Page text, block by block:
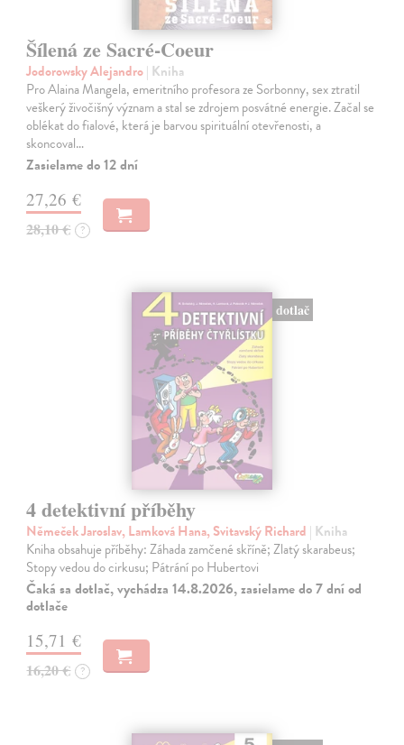
Šílená ze Sacré-Coeur
Jodorowsky Alejandro| Kniha
Pro Alaina Mangela, emeritního profesora ze Sorbonny, sex ztratil
veškerý živočišný význam a stal se zdrojem posvátné energie. Začal se
oblékat do fialové, která je barvou spirituální otevřenosti, a
skoncoval…
Zasielame do 12 dní
27,26 €
28,10 € ?
dotlač
4 detektivní příběhy
Němeček Jaroslav, Lamková Hana, Svitavský Richard | Kniha
Kniha obsahuje příběhy: Záhada zamčené skříně; Zlatý skarabeus;
Stopy vedou do cirkusu; Pátrání po Hubertovi
Čaká sa dotlač, vychádza 14.8.2026, zasielame do 7 dní od
dotlače
15,71 €
16,20 € ?